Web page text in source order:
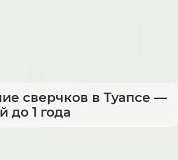
сверчков в Туапсе —
до 1 года